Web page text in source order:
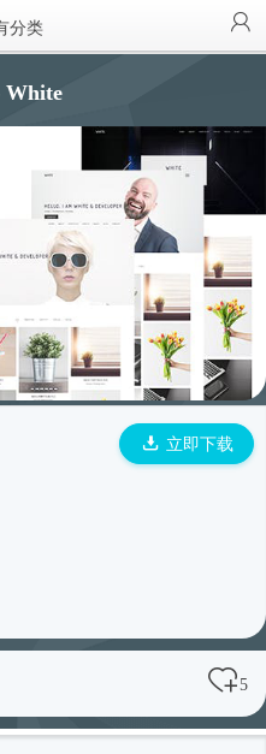
分类
White
立即下载
5